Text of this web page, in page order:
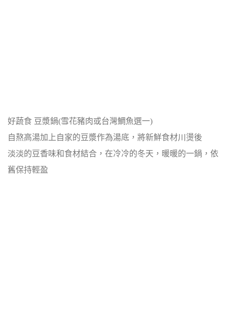
好蔬食 豆漿鍋(雪花豬肉或台灣鯛魚選一)
自熬高湯加上自家的豆漿作為湯底，將新鮮食材川燙後
淡淡的豆香味和食材結合，在冷冷的冬天，暖暖的一鍋，依
舊保持輕盈